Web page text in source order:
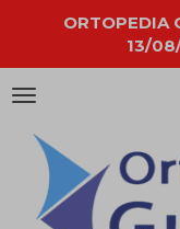
ORTOPEDIA
13/
Attiva/disattiva
navigazione